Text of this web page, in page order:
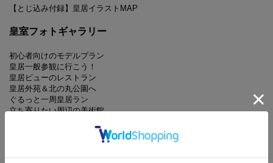
【とじ込み付録】 皇居イラストMAP
皇室フォトギャラリー
初心者向けのモデルプラン
皇居一般参観に行こう！
皇居ビューのレストラン
皇居外苑＆北の丸公園へ
ぐるっと一周皇居ラン
立ち寄りたい周辺の美術館
アフタヌーンティーを満喫